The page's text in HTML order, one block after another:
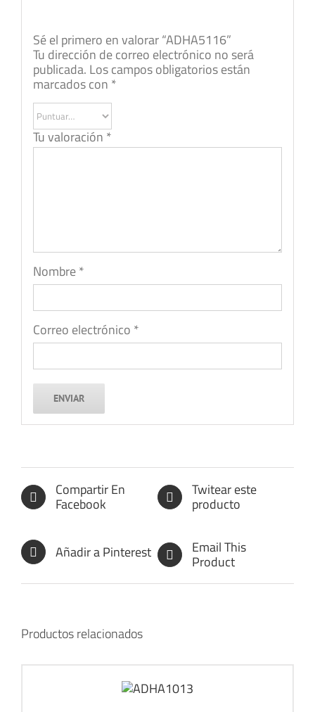
Sé el primero en valorar “ADHA5116”
Tu dirección de correo electrónico no será
publicada. Los campos obligatorios están
marcados con *
Tu valoración *
Nombre*
Correo electrónico *
Compartir En
Facebook
Twitear este
producto
Añadir a Pinterest Email This
Product
Productos relacionados